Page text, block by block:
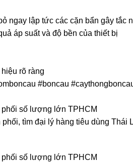
ngay lập tức các cặn bẩn gây tắc
áp suất và độ bền của thiết bị
rõ ràng
#boncau
phối số lượng lớn TPHCM
tìm đại lý hàng tiêu dùng Thái
phối số lượng lớn TPHCM